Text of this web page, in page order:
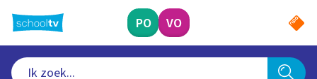
naar
hoofdinhoud
PO VO